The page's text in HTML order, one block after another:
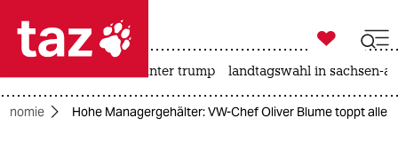
 taz zahl ich
taz zahl ich

taz zahl ich
usa unter trump landtagswahl in sachsen-
Hohe Managergehälter: VW-Chef Oliver Blume toppt alle